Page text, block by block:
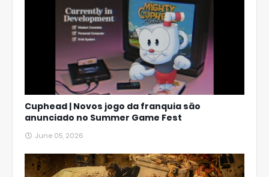
Cuphead | Novos jogo da franquia são
anunciado no Summer Game Fest
June 05, 2026